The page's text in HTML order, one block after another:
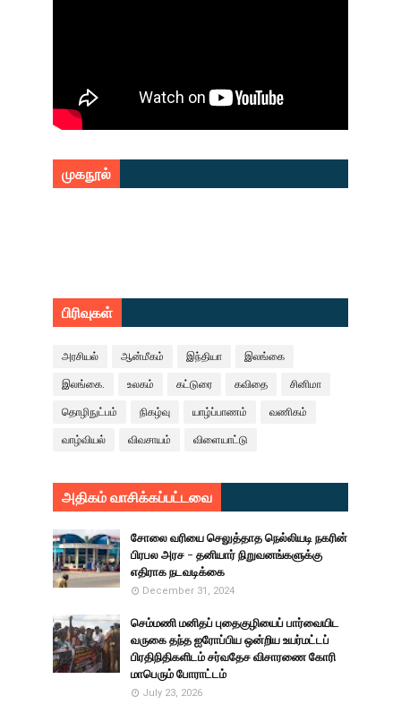
முகநூல்
பிரிவுகள்
அரசியல் ஆன்மீகம் இந்தியா இலங்கை
இலங்கை. உலகம் கட்டுரை கவிதை சினிமா
தொழிநுட்பம் நிகழ்வு யாழ்ப்பாணம் வணிகம்
வாழ்வியல் விவசாயம் விளையாட்டு
அதிகம் வாசிக்கப்பட்டவை
சோலை வரியை செலுத்தாத நெல்லியடி நகரின்
பிரபல அரச - தனியார் நிறுவனங்களுக்கு
எதிராக நடவடிக்கை
December 31, 2024
செம்மணி மனிதப் புதைகுழியைப் பார்வையிட
வருகை தந்த ஐரோப்பிய ஒன்றிய உயர்மட்டப்
பிரதிநிதிகளிடம் சர்வதேச விசாரணை கோரி
மாபெரும் போராட்டம்
July 23, 2026